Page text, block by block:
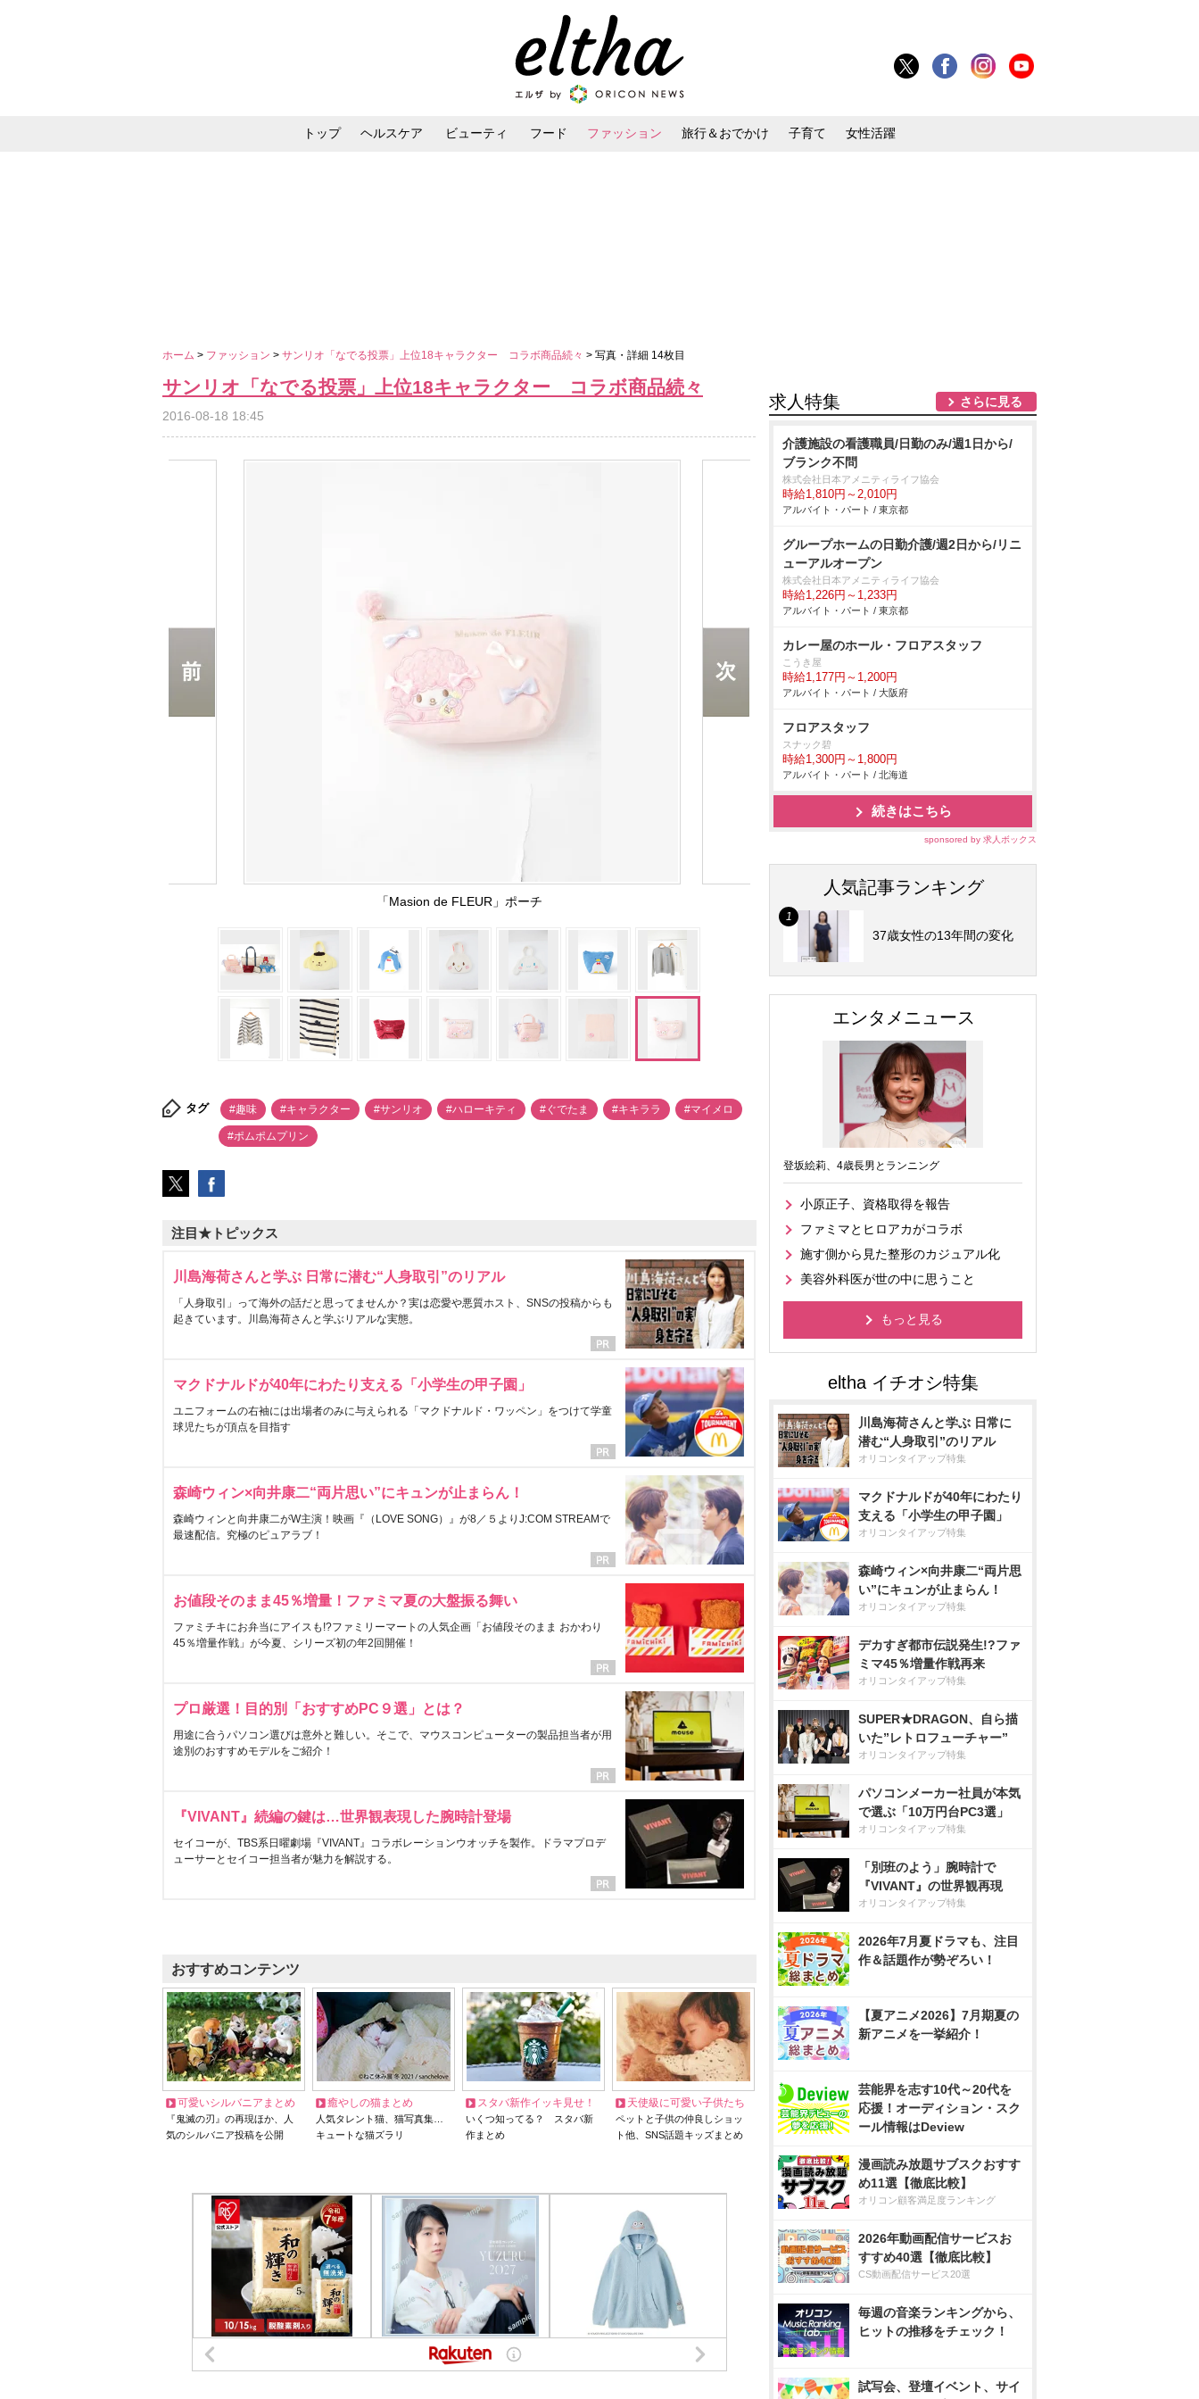
トップ ヘルスケア ビューティ フード ファッション 旅行＆おでかけ 子育て 女性活躍
ホーム > ファッション > サンリオ「なでる投票」上位18キャラクター コラボ商品続々 > 写真・詳細 14枚目
サンリオ「なでる投票」上位18キャラクター コラボ商品続々
2016-08-18 18:45
「Masion de FLEUR」ポーチ
タグ #趣味 #キャラクター #サンリオ #ハローキティ #ぐでたま #キキララ #マイメロ
#ポムポムプリン
注目★トピックス
川島海荷さんと学ぶ 日常に潜む“人身取引”のリアル
「人身取引」って海外の話だと思ってませんか？実は恋愛や悪質ホスト、SNSの投稿からも
起きています。川島海荷さんと学ぶリアルな実態。
マクドナルドが40年にわたり支える「小学生の甲子園」
ユニフォームの右袖には出場者のみに与えられる「マクドナルド・ワッペン」をつけて学童
球児たちが頂点を目指す
森崎ウィン×向井康二“両片思い”にキュンが止まらん！
森崎ウィンと向井康二がW主演！映画『（LOVE SONG）』が8／５よりJ:COM STREAMで
最速配信。究極のピュアラブ！
お値段そのまま45％増量！ファミマ夏の大盤振る舞い
ファミチキにお弁当にアイスも!?ファミリーマートの人気企画「お値段そのまま おかわり
45％増量作戦」が今夏、シリーズ初の年2回開催！
プロ厳選！目的別「おすすめPC９選」とは？
用途に合うパソコン選びは意外と難しい。そこで、マウスコンピューターの製品担当者が用
途別のおすすめモデルをご紹介！
『VIVANT』続編の鍵は…世界観表現した腕時計登場
セイコーが、TBS系日曜劇場『VIVANT』コラボレーションウオッチを製作。ドラマプロデ
ューサーとセイコー担当者が魅力を解説する。
おすすめコンテンツ
可愛いシルバニアまとめ
『鬼滅の刃』の再現ほか、人
気のシルバニア投稿を公開
癒やしの猫まとめ
人気タレント猫、猫写真集…
キュートな猫ズラリ
スタバ新作イッキ見せ！
いくつ知ってる？ スタバ新
作まとめ
天使級に可愛い子供たち
ペットと子供の仲良しショッ
ト他、SNS話題キッズまとめ
求人特集 さらに見る
介護施設の看護職員/日勤のみ/週1日から/
ブランク不問
株式会社日本アメニティライフ協会
時給1,810円～2,010円
アルバイト・パート / 東京都
グループホームの日勤介護/週2日から/リニ
ューアルオープン
株式会社日本アメニティライフ協会
時給1,226円～1,233円
アルバイト・パート / 東京都
カレー屋のホール・フロアスタッフ
こうき屋
時給1,177円～1,200円
アルバイト・パート / 大阪府
フロアスタッフ
スナック碧
時給1,300円～1,800円
アルバイト・パート / 北海道
続きはこちら
sponsored by 求人ボックス
人気記事ランキング
37歳女性の13年間の変化
エンタメニュース
登坂絵莉、4歳長男とランニング
小原正子、資格取得を報告
ファミマとヒロアカがコラボ
施す側から見た整形のカジュアル化
美容外科医が世の中に思うこと
もっと見る
川島海荷さんと学ぶ 日常に
潜む“人身取引”のリアル
オリコンタイアップ特集
マクドナルドが40年にわたり
支える「小学生の甲子園」
オリコンタイアップ特集
森崎ウィン×向井康二“両片思
い”にキュンが止まらん！
オリコンタイアップ特集
デカすぎ都市伝説発生!?ファ
ミマ45％増量作戦再来
オリコンタイアップ特集
SUPER★DRAGON、自ら描
いた”レトロフューチャー”
オリコンタイアップ特集
パソコンメーカー社員が本気
で選ぶ「10万円台PC3選」
オリコンタイアップ特集
「別班のよう」腕時計で
『VIVANT』の世界観再現
オリコンタイアップ特集
2026年7月夏ドラマも、注目
作＆話題作が勢ぞろい！
【夏アニメ2026】7月期夏の
新アニメを一挙紹介！
芸能界を志す10代～20代を
応援！オーディション・スク
ール情報はDeview
漫画読み放題サブスクおすす
め11選【徹底比較】
オリコン顧客満足度ランキング
2026年動画配信サービスお
すすめ40選【徹底比較】
CS動画配信サービス20選
毎週の音楽ランキングから、
ヒットの推移をチェック！
試写会、登壇イベント、サイ